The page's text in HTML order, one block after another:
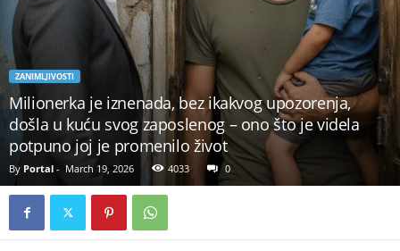
ZANIMLJIVOSTI
Milionerka je iznenada, bez ikakvog upozorenja,
došla u kuću svog zaposlenog – ono što je videla
potpuno joj je promenilo život
By Portal - March 19, 2026 4033 0